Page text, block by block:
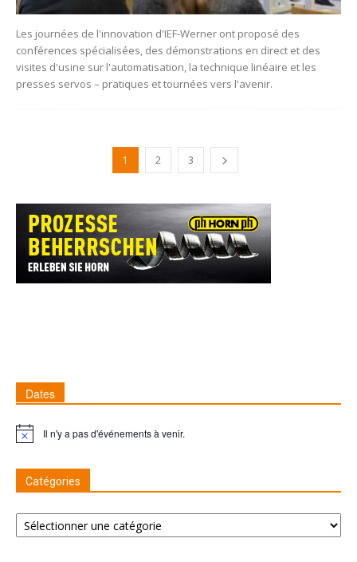
Les journées de l'innovation d'IEF-Werner ont proposé des
conférences spécialisées, des démonstrations en direct et des
visites d'usine sur l'automatisation, la technique linéaire et les
presses servos – pratiques et tournées vers l'avenir.
1 2 3
Dates
RemarqueIl n'y a pas d'événements à venir.
Catégories
Catégories